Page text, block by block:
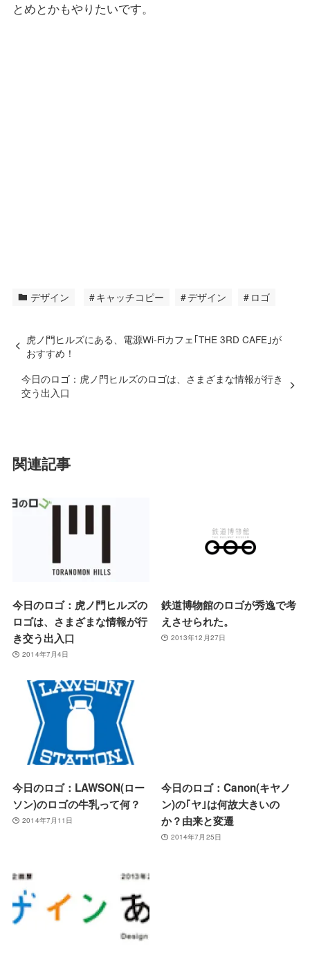
とめとかもやりたいです。
デザイン キャッチコピー デザイン ロゴ
虎ノ門ヒルズにある、電源Wi-Fiカフェ｢THE 3RD CAFE｣が
おすすめ！
今日のロゴ：虎ノ門ヒルズのロゴは、さまざまな情報が行き
交う出入口
関連記事
今日のロゴ：虎ノ門ヒルズの
ロゴは、さまざまな情報が行
き交う出入口
2014年7月4日
鉄道博物館のロゴが秀逸で考
えさせられた。
2013年12月27日
今日のロゴ：LAWSON(ロー
ソン)のロゴの牛乳って何？
2014年7月11日
今日のロゴ：Canon(キヤノ
ン)の｢ヤ｣は何故大きいの
か？由来と変遷
2014年7月25日